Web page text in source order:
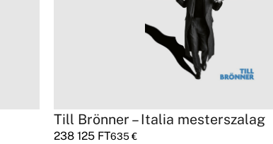
Till Brönner – Italia mesterszalag
238 125 FT635€